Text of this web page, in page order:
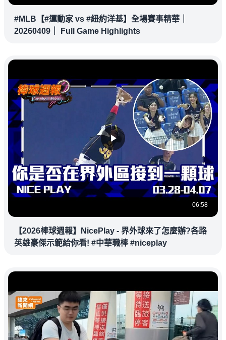
#MLB【#運動家 vs #紐約洋基】全場賽事精華｜
20260409｜ Full Game Highlights
06:58
【2026棒球週報】NicePlay - 界外球來了怎麼辦?各路
英雄豪傑示範給你看! #中華職棒 #niceplay